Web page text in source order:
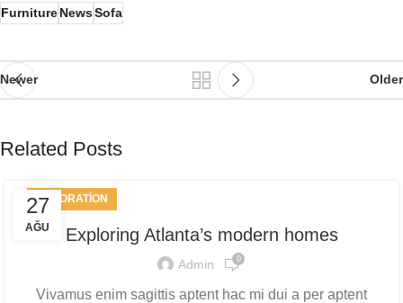
FurnitureNewsSofa
Newer Older
Related Posts
27
AĞU
DECORATION
Exploring Atlanta’s modern homes
Admin 0
Vivamus enim sagittis aptent hac mi dui a per aptent